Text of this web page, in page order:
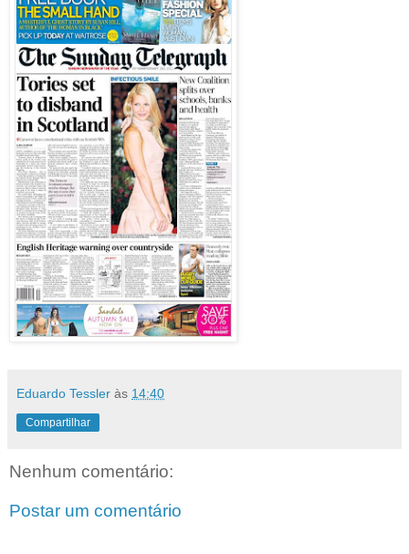
Eduardo Tessler às 14:40
Compartilhar
Nenhum comentário:
Postar um comentário